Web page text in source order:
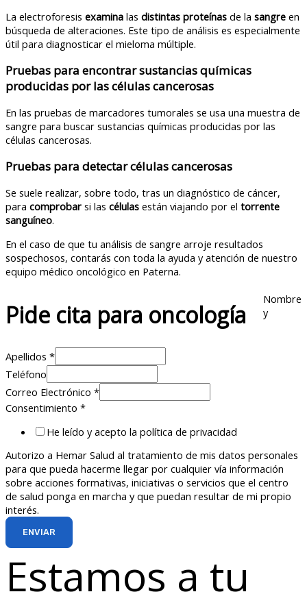
La electroforesis examina las distintas proteínas de la sangre en
búsqueda de alteraciones. Este tipo de análisis es especialmente
útil para diagnosticar el mieloma múltiple.
Pruebas para encontrar sustancias químicas
producidas por las células cancerosas
En las pruebas de marcadores tumorales se usa una muestra de
sangre para buscar sustancias químicas producidas por las
células cancerosas.
Pruebas para detectar células cancerosas
Se suele realizar, sobre todo, tras un diagnóstico de cáncer,
para comprobar si las células están viajando por el torrente
sanguíneo.
En el caso de que tu análisis de sangre arroje resultados
sospechosos, contarás con toda la ayuda y atención de nuestro
equipo médico oncológico en Paterna.
Pide cita para oncología
Nombre
y
Apellidos *
Teléfono
Correo Electrónico *
Consentimiento *
He leído y acepto la política de privacidad
Autorizo a Hemar Salud al tratamiento de mis datos personales
para que pueda hacerme llegar por cualquier vía información
sobre acciones formativas, iniciativas o servicios que el centro
de salud ponga en marcha y que puedan resultar de mi propio
interés.
ENVIAR
Estamos a tu